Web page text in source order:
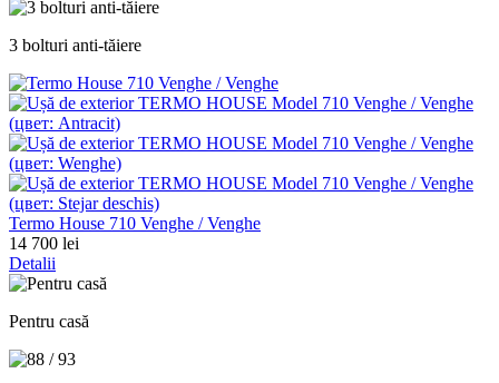
3 bolturi anti-tăiere
Termo House 710 Venghe / Venghe
14 700 lei
Detalii
Pentru casă